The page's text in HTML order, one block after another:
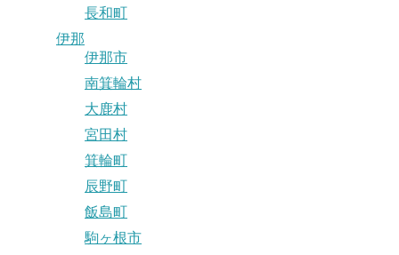
長和町
伊那
伊那市
南箕輪村
大鹿村
宮田村
箕輪町
辰野町
飯島町
駒ヶ根市